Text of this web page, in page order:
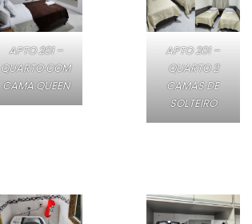
APTO 201 –
QUARTO COM
CAMA QUEEN
APTO 201 –
QUARTO 2
CAMAS DE
SOLTEIRO